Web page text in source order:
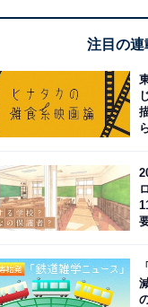
注目の連